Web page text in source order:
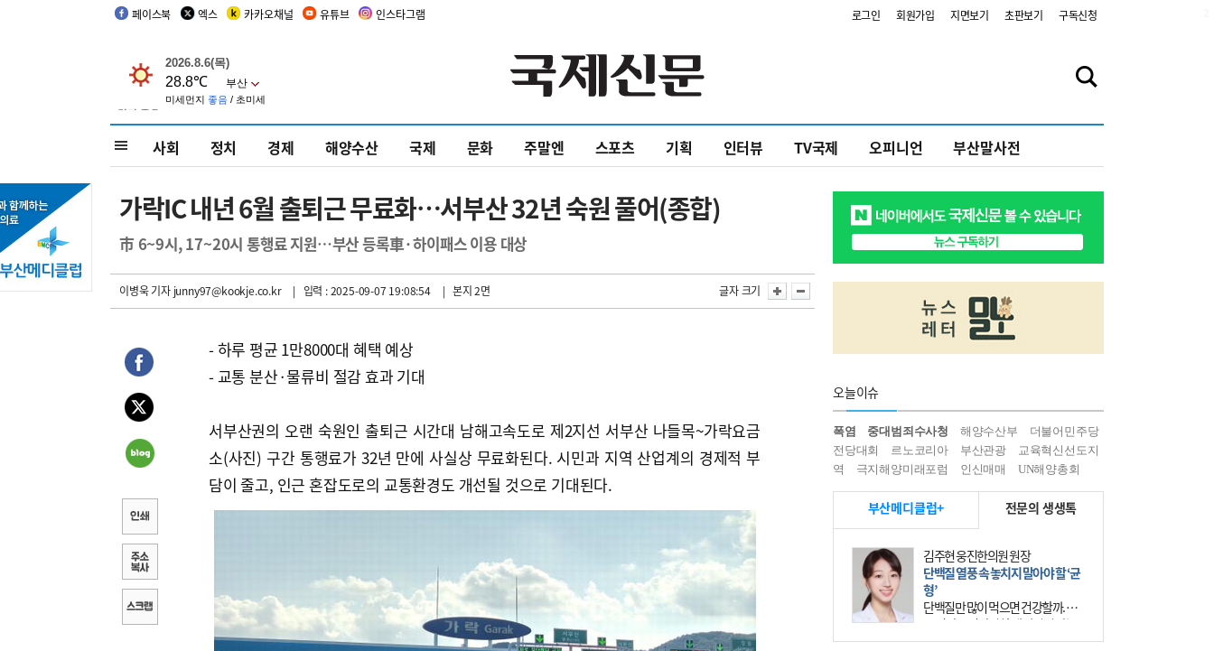
페이스북 엑스 카카오채널 유튜브 인스타그램 로그인 회원가입 지면보기 초판보기 구독신청
사회 정치 경제 해양수산 국제 문화 주말엔 스포츠 기획 인터뷰 TV국제 오피니언 부산말사전
가락IC 내년 6월 출퇴근 무료화…서부산 32년 숙원 풀어(종합)
市 6~9시, 17~20시 통행료 지원…부산 등록車·하이패스 이용 대상
이병욱 기자junny97@kookje.co.kr | 입력 : 2025-09-07 19:08:54 | 본지 2면 글자 크기
- 하루 평균 1만8000대 혜택 예상
- 교통 분산·물류비 절감 효과 기대
서부산권의 오랜 숙원인 출퇴근 시간대 남해고속도로 제2지선 서부산 나들목~가락요금
소(사진) 구간 통행료가 32년 만에 사실상 무료화된다. 시민과 지역 산업계의 경제적 부
담이 줄고, 인근 혼잡도로의 교통환경도 개선될 것으로 기대된다.
오늘이슈
폭염 중대범죄수사청 해양수산부
더불어민주당
전당대회
르노코리아 부산관광
교육혁신선도지
역
극지해양미래포럼 인신매매 UN해양총회
부산메디클럽+ 전문의 생생톡
김주현 웅진한의원 원장
단백질 열풍 속 놓치지 말아야 할 ‘균
형’
단백질만 많이 먹으면 건강할까. 요
즘 건강을 이야기할 때 빠지지 않는
키워드가 단백질이다. 헬스장을 다니